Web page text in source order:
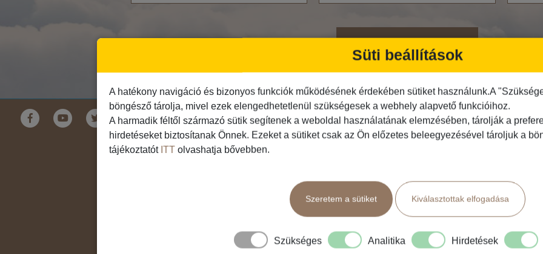
Feliratkozás
Földrészek
Ausztrália
Ázsia
Közlekedés
Busszal
Fly & Drive
Hajó
repülő+busz
repülő+hajó
Repülővel
Programtípus
1 napos utak
Egzotikus út
Fesztiválok
Golfút
Gyalogtúra
Hajóút
Süti beállítások
A hatékony navigáció és bizonyos funkciók működésének érdekében sütiket használunk.A
böngésző tárolja, mivel ezek elengedhetetlenül szükségesek a webhely alapvető funkcióihoz.
A harmadik féltől származó sütik segítenek a weboldal használatának elemzésében, tárolják a
hirdetéseket biztosítanak Önnek. Ezeket a sütiket csak az Ön előzetes beleegyezésével tároljuk a
tájékoztatót ITT olvashatja bővebben.
Szeretem a sütiket Kiválasztottak elfogadása
Szükséges Analitika Hirdetések